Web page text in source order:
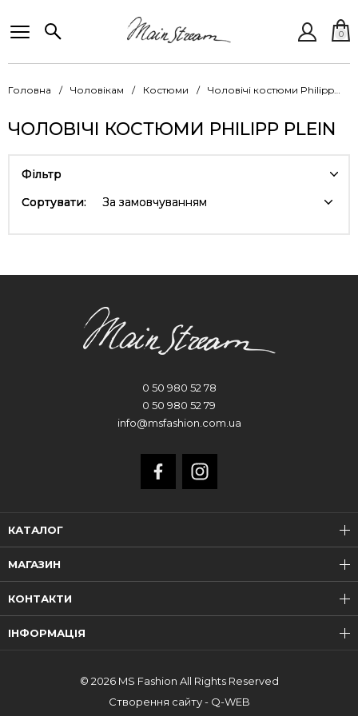
0
Головна Чоловікам Костюми Чоловічі костюми Philipp Plein
ЧОЛОВІЧІ КОСТЮМИ PHILIPP PLEIN
Фільтр
Сортувати:
За замовчуванням
КАТАЛОГ
МАГАЗИН
0 50 980 52 78
0 50 980 52 79
info@msfashion.com.ua
КОНТАКТИ
ІНФОРМАЦІЯ
© 2026 MS Fashion All Rights Reserved
Створення сайту - Q-WEB